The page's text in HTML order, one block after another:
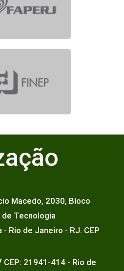
Macedo, 2030, Bloco
de Tecnologia
Rio de Janeiro - RJ. CEP
CEP: 21941-414 - Rio de